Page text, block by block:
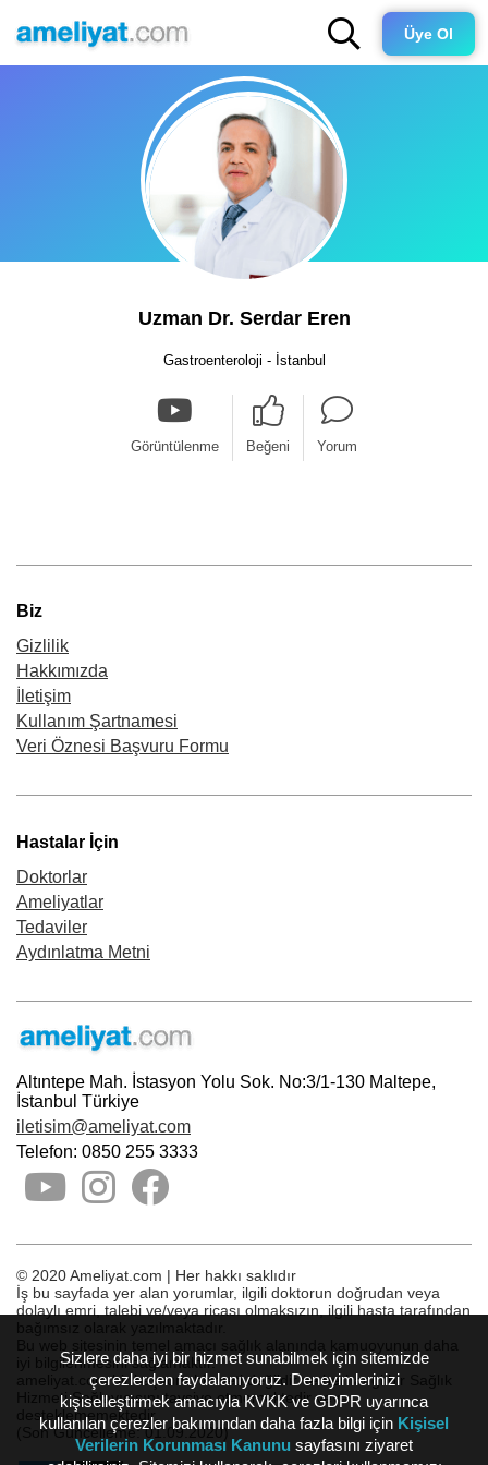
Üye Ol
Sizlere daha iyi bir hizmet sunabilmek için sitemizde
çerezlerden faydalanıyoruz. Deneyimlerinizi
kişiselleştirmek amacıyla KVKK ve GDPR uyarınca
kullanılan çerezler bakımından daha fazla bilgi için Kişisel
Verilerin Korunması Kanunu sayfasını ziyaret
Uzman Dr. Serdar Eren
Gastroenteroloji - İstanbul
Görüntülenme Beğeni Yorum
Biz
Gizlilik
Hakkımızda
İletişim
Kullanım Şartnamesi
Veri Öznesi Başvuru Formu
Hastalar İçin
Doktorlar
Ameliyatlar
Tedaviler
Aydınlatma Metni
Altıntepe Mah. İstasyon Yolu Sok. No:3/1-130 Maltepe,
İstanbul Türkiye
iletisim@ameliyat.com
Telefon: 0850 255 3333
© 2020 Ameliyat.com | Her hakkı saklıdır
İş bu sayfada yer alan yorumlar, ilgili doktorun doğrudan veya
dolaylı emri, talebi ve/veya ricası olmaksızın, ilgili hasta tarafından
iyi bilgilenmesini sağlamaktır.
ameliyat.com bir başvuru hizmeti değildir ve herhangi bir Sağlık
Hizmeti Sağlayıcısını tavsiye etmemektedir veya
desteklememektedir.
(Son Güncelleme: 01.09.2020)